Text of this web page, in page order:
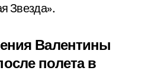
Звезда».
Валентины
полета в